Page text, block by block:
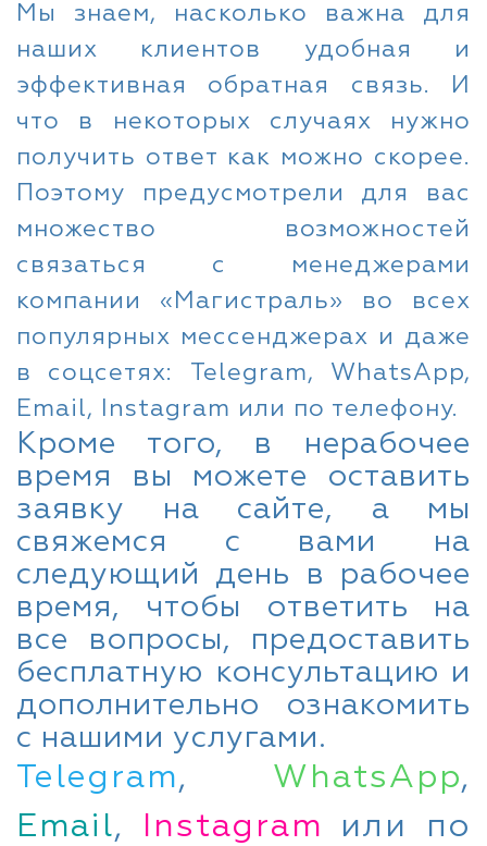
Мы знаем, насколько важна для
наших клиентов удобная и
эффективная обратная связь. И
что в некоторых случаях нужно
получить ответ как можно скорее.
Поэтому предусмотрели для вас
множество возможностей
связаться с менеджерами
компании «Магистраль» во всех
популярных мессенджерах и даже
в соцсетях: Telegram, WhatsApp,
Email, Instagram или по телефону.
Кроме того, в нерабочее
время вы можете оставить
заявку на сайте, а мы
свяжемся с вами на
следующий день в рабочее
время, чтобы ответить на
все вопросы, предоставить
бесплатную консультацию и
дополнительно ознакомить
с нашими услугами.
Telegram, WhatsApp,
Email, Instagram или по